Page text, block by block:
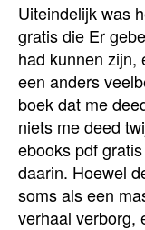
Uiteindelijk was
gratis die Er
had kunnen zijn,
een anders
boek dat me
niets me deed
ebooks pdf
daarin. Hoewel
soms als een
verhaal verborg,